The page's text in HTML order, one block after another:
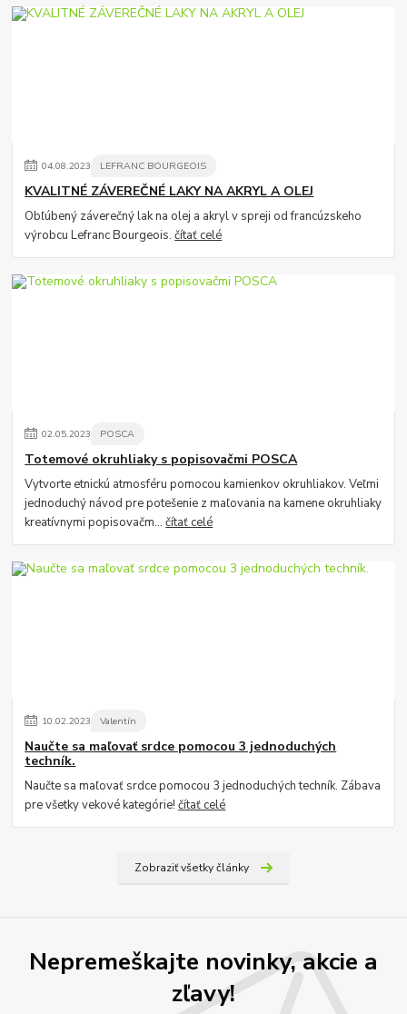
04.08.2023 LEFRANC BOURGEOIS
KVALITNÉ ZÁVEREČNÉ LAKY NA AKRYL A OLEJ
Obľúbený záverečný lak na olej a akryl v spreji od francúzskeho
výrobcu Lefranc Bourgeois.čítať celé
02.05.2023 POSCA
Totemové okruhliaky s popisovačmi POSCA
Vytvorte etnickú atmosféru pomocou kamienkov okruhliakov. Veľmi
jednoduchý návod pre potešenie z maľovania na kamene okruhliaky
kreatívnymi popisovačm...čítať celé
10.02.2023 Valentín
Naučte sa maľovať srdce pomocou 3 jednoduchých
techník.
Naučte sa maľovať srdce pomocou 3 jednoduchých techník. Zábava
pre všetky vekové kategórie!čítať celé
Zobraziť všetky články
Nepremeškajte novinky, akcie a
zľavy!